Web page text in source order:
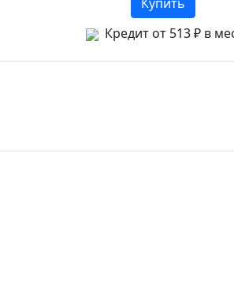
Кредит от 513 ₽ в